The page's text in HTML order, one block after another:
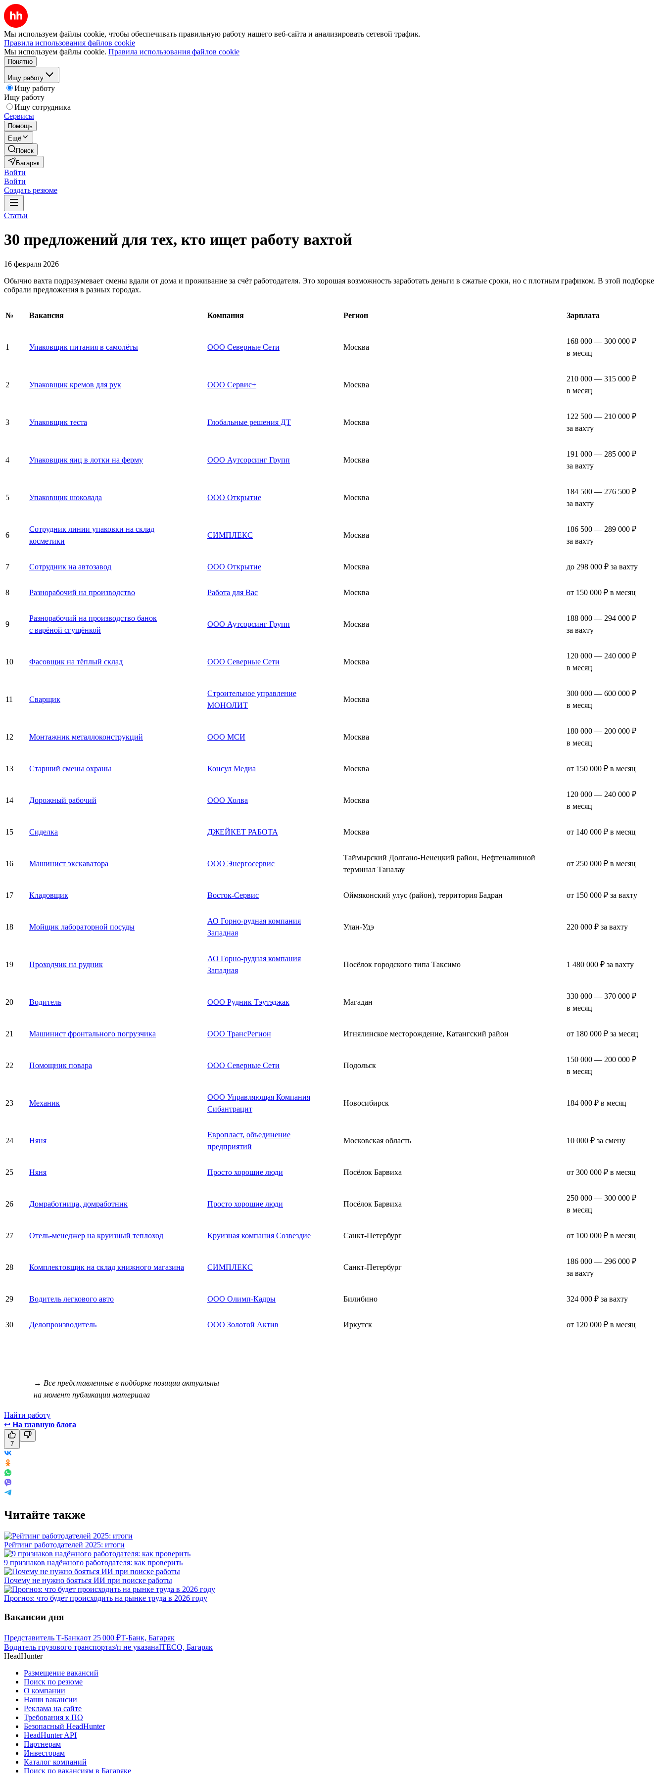
Мы используем файлы cookie, чтобы обеспечивать правильную работу нашего веб-сайта и анализировать сетевой трафик.
Правила использования файлов cookie
Мы используем файлы cookie. Правила использования файлов cookie
Понятно
Ищу работу
Ищу работу
Ищу работу
Ищу сотрудника
Сервисы
Помощь
Ещё
Поиск
Багаряк
Войти
Войти
Создать резюме
Статьи
30 предложений для тех, кто ищет работу вахтой
16 февраля 2026
Обычно вахта подразумевает смены вдали от дома и проживание за счёт работодателя. Это хорошая возможность заработать деньги в сжатые сроки, но с плотным графиком. В этой подборке
собрали предложения в разных городах.
№ Вакансия Компания Регион Зарплата
1 Упаковщик питания в самолёты ООО Северные Сети Москва
168 000 — 300 000 ₽
в месяц
2 Упаковщик кремов для рук ООО Сервис+ Москва
210 000 — 315 000 ₽
в месяц
3 Упаковщик теста Глобальные решения ДТ Москва
122 500 — 210 000 ₽
за вахту
4 Упаковщик яиц в лотки на ферму ООО Аутсорсинг Групп Москва
191 000 — 285 000 ₽
за вахту
5 Упаковщик шоколада ООО Открытие Москва
184 500 — 276 500 ₽
за вахту
6
Сотрудник линии упаковки на склад
косметики
СИМПЛЕКС Москва
186 500 — 289 000 ₽
за вахту
7 Сотрудник на автозавод ООО Открытие Москва до 298 000 ₽ за вахту
8 Разнорабочий на производство Работа для Вас Москва от 150 000 ₽ в месяц
9
Разнорабочий на производство банок
с варёной сгущёнкой
ООО Аутсорсинг Групп Москва
188 000 — 294 000 ₽
за вахту
10 Фасовщик на тёплый склад ООО Северные Сети Москва
120 000 — 240 000 ₽
в месяц
11 Сварщик
Строительное управление
МОНОЛИТ
Москва
300 000 — 600 000 ₽
в месяц
12 Монтажник металлоконструкций ООО МСИ Москва
180 000 — 200 000 ₽
в месяц
13 Старший смены охраны Консул Медиа Москва от 150 000 ₽ в месяц
14 Дорожный рабочий ООО Холва Москва
120 000 — 240 000 ₽
в месяц
15 Сиделка ДЖЕЙКЕТ РАБОТА Москва от 140 000 ₽ в месяц
16 Машинист экскаватора ООО Энергосервис
Таймырский Долгано-Ненецкий район, Нефтеналивной
терминал Таналау
от 250 000 ₽ в месяц
17 Кладовщик Восток-Сервис Оймяконский улус (район), территория Бадран от 150 000 ₽ за вахту
18 Мойщик лабораторной посуды
АО Горно-рудная компания
Западная
Улан-Удэ 220 000 ₽ за вахту
19 Проходчик на рудник
АО Горно-рудная компания
Западная
Посёлок городского типа Таксимо 1 480 000 ₽ за вахту
20 Водитель ООО Рудник Тэутэджак Магадан
330 000 — 370 000 ₽
в месяц
21 Машинист фронтального погрузчика ООО ТрансРегион Игнялинское месторождение, Катангский район от 180 000 ₽ за месяц
22 Помощник повара ООО Северные Сети Подольск
150 000 — 200 000 ₽
в месяц
23 Механик
ООО Управляющая Компания
Сибантрацит
Новосибирск 184 000 ₽ в месяц
24 Няня
Европласт, объединение
предприятий
Московская область 10 000 ₽ за смену
25 Няня Просто хорошие люди Посёлок Барвиха от 300 000 ₽ в месяц
26 Домработница, домработник Просто хорошие люди Посёлок Барвиха
250 000 — 300 000 ₽
в месяц
27 Отель-менеджер на круизный теплоход Круизная компания Созвездие Санкт-Петербург от 100 000 ₽ в месяц
28 Комплектовщик на склад книжного магазина СИМПЛЕКС Санкт-Петербург
186 000 — 296 000 ₽
за вахту
29 Водитель легкового авто ООО Олимп-Кадры Билибино 324 000 ₽ за вахту
30 Делопроизводитель ООО Золотой Актив Иркутск от 120 000 ₽ в месяц
→ Все представленные в подборке позиции актуальны
на момент публикации материала
Найти работу
↩ На главную блога
7
Читайте также
Рейтинг работодателей 2025: итоги
9 признаков надёжного работодателя: как проверить
Почему не нужно бояться ИИ при поиске работы
Прогноз: что будет происходить на рынке труда в 2026 году
Вакансии дня
Представитель Т-Банкаот 25 000 ₽Т-Банк, Багаряк
Водитель грузового транспортаз/п не указанаITECO, Багаряк
HeadHunter
Размещение вакансий
Поиск по резюме
О компании
Наши вакансии
Реклама на сайте
Требования к ПО
Безопасный HeadHunter
HeadHunter API
Партнерам
Инвесторам
Каталог компаний
Поиск по вакансиям в Багаряке